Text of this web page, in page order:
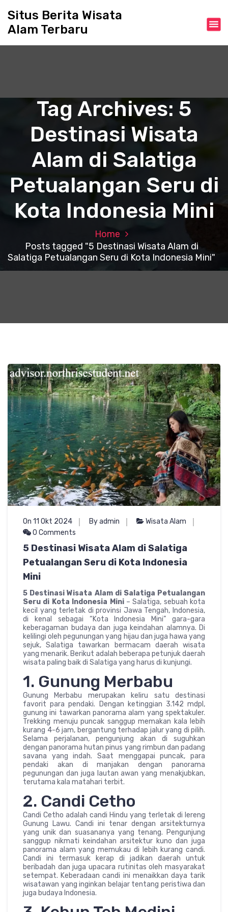
Situs Berita Wisata
Alam Terbaru
Tag Archives: 5
Destinasi Wisata
Alam di Salatiga
Petualangan Seru di
Kota Indonesia Mini
Home
Posts tagged "5 Destinasi Wisata Alam di
Salatiga Petualangan Seru di Kota Indonesia Mini"
On 11 Okt 2024 By admin
Wisata Alam
0 Comments
5 Destinasi Wisata Alam di Salatiga
Petualangan Seru di Kota Indonesia
Mini
5 Destinasi Wisata Alam di Salatiga Petualangan
Seru di Kota Indonesia Mini– Salatiga, sebuah kota
kecil yang terletak di provinsi Jawa Tengah, Indonesia,
di kenal sebagai “Kota Indonesia Mini” gara-gara
keberagaman budaya dan juga keindahan alamnya. Di
kelilingi oleh pegunungan yang hijau dan juga hawa yang
sejuk, Salatiga tawarkan bermacam daerah wisata
yang menarik. Berikut adalah beberapa petunjuk daerah
wisata paling baik di Salatiga yang harus di kunjungi.
1. Gunung Merbabu
Gunung Merbabu merupakan keliru satu destinasi
favorit para pendaki. Dengan ketinggian 3.142 mdpl,
gunung ini tawarkan panorama alam yang spektakuler.
Trekking menuju puncak sanggup memakan kala lebih
kurang 4-6 jam, bergantung terhadap jalur yang di pilih.
Selama perjalanan, pengunjung akan di suguhkan
dengan panorama hutan pinus yang rimbun dan padang
savana yang indah. Saat menggapai puncak, para
pendaki akan di manjakan dengan panorama
pegunungan dan juga lautan awan yang menakjubkan,
terutama kala matahari terbit.
2. Candi Cetho
Candi Cetho adalah candi Hindu yang terletak di lereng
Gunung Lawu. Candi ini tenar dengan arsitekturnya
yang unik dan suasananya yang tenang. Pengunjung
sanggup nikmati keindahan arsitektur kuno dan juga
panorama alam yang memukau di lebih kurang candi.
Candi ini termasuk kerap di jadikan daerah untuk
beribadah dan juga upacara rutinitas oleh masyarakat
setempat. Keberadaan candi ini menaikkan daya tarik
wisatawan yang inginkan belajar tentang peristiwa dan
juga budaya Indonesia.